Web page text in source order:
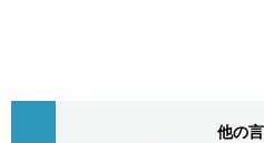
経済・ビジネス
トップ
In-depth
他の